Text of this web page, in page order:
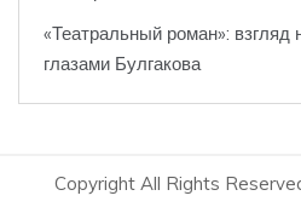
«Театральный роман»: взгляд
глазами Булгакова
Copyright All Rights